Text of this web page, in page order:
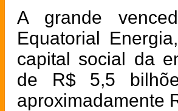
A grande
Equatorial
capital social da
de R$ 5,5
aproximadamente